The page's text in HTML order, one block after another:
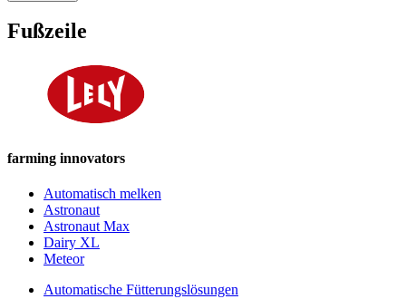
Fußzeile
farming innovators
Automatisch melken
Astronaut
Astronaut Max
Dairy XL
Meteor
Automatische Fütterungslösungen